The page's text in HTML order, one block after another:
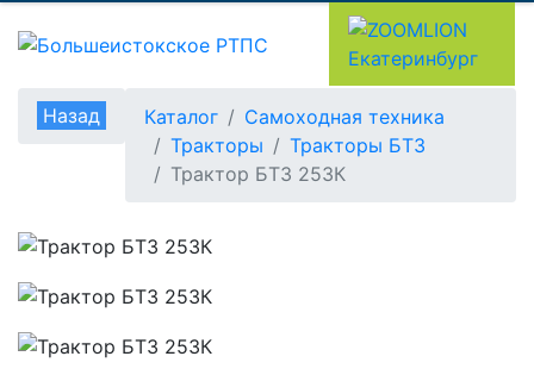
Назад Каталог
Самоходная техника
Тракторы
Тракторы БТЗ
Трактор БТЗ 253К